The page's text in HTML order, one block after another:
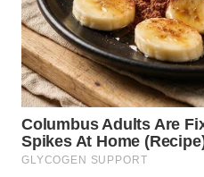
WN
KARAWANG
WN
BEKASI
WN
BOGOR